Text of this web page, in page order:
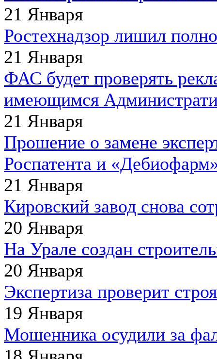
21 Января
Ростехнадзор лишил
21 Января
ФАС будет проверять
имеющимся
21 Января
Прошение о замене
Роспатента и
21 Января
Кировский завод снова
20 Января
На Урале создан
20 Января
Экспертиза проверит
19 Января
Мошенника осудили за